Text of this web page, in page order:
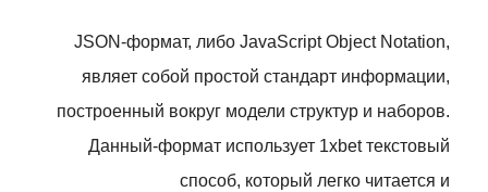
JSON-формат, либо JavaScript Object Notation,
являет собой простой стандарт информации,
построенный вокруг модели структур и наборов.
Данный-формат использует 1xbet текстовый
способ, который легко читается и